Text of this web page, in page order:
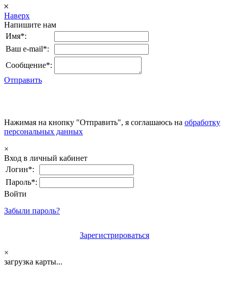
𐄂
Наверх
Напишите нам
Имя*:
Ваш e-mail*:
Сообщение*:
Отправить
Нажимая на кнопку "Отправить", я соглашаюсь на обработку
персональных данных
×
Вход в личный кабинет
Логин*:
Пароль*:
Войти
Забыли пароль?
Зарегистрироваться
×
загрузка карты...